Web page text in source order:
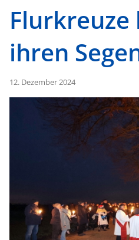
Flurkreuze
ihren
12. Dezember 2024